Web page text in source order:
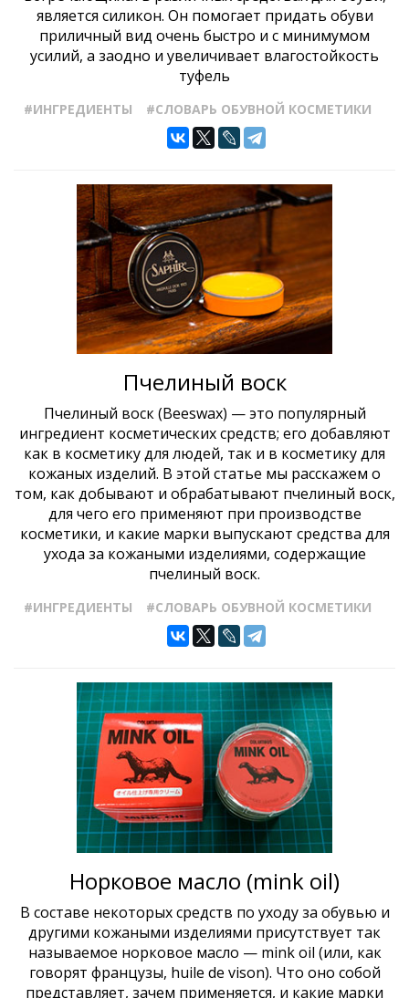
является силикон. Он помогает придать обуви
приличный вид очень быстро и с минимумом
усилий, а заодно и увеличивает влагостойкость
туфель
#ИНГРЕДИЕНТЫ #СЛОВАРЬ ОБУВНОЙ КОСМЕТИКИ
Пчелиный воск
Пчелиный воск (Beeswax) — это популярный
ингредиент косметических средств; его добавляют
как в косметику для людей, так и в косметику для
кожаных изделий. В этой статье мы расскажем о
том, как добывают и обрабатывают пчелиный воск,
для чего его применяют при производстве
косметики, и какие марки выпускают средства для
ухода за кожаными изделиями, содержащие
пчелиный воск.
#ИНГРЕДИЕНТЫ #СЛОВАРЬ ОБУВНОЙ КОСМЕТИКИ
Норковое масло (mink oil)
В составе некоторых средств по уходу за обувью и
другими кожаными изделиями присутствует так
называемое норковое масло — mink oil (или, как
говорят французы, huile de vison). Что оно собой
представляет, зачем применяется, и какие марки